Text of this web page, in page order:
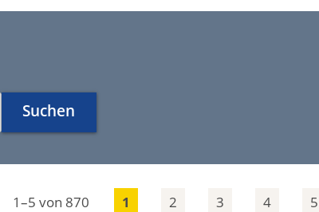
Suchen
1–5 von 870 1 2 3 4 5